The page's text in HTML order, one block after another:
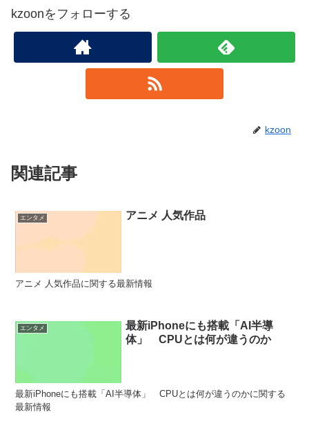
kzoonをフォローする
kzoon
関連記事
エンタメ アニメ 人気作品
アニメ 人気作品に関する最新情報
エンタメ
最新iPhoneにも搭載「AI半導
体」 CPUとは何が違うのか
最新iPhoneにも搭載「AI半導体」 CPUとは何が違うのかに関する
最新情報